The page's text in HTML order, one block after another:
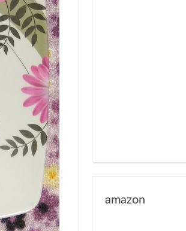
amazon